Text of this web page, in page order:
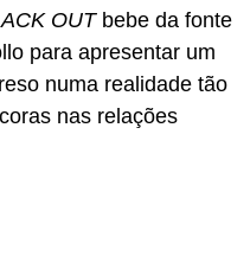
OUT bebe da fonte
para apresentar um
numa realidade tão
nas relações